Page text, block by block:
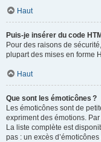
Haut
Puis-je insérer du code
Pour des raisons de
plupart des mises en forme
Haut
Que sont les émoticônes ?
Les émoticônes sont de
expriment des émotions.
La liste complète est
pas : un excès